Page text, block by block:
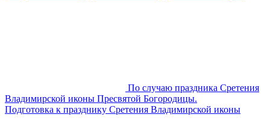
По случаю праздника Сретения
Владимирской иконы Пресвятой Богородицы.
Подготовка к празднику Сретения Владимирской иконы